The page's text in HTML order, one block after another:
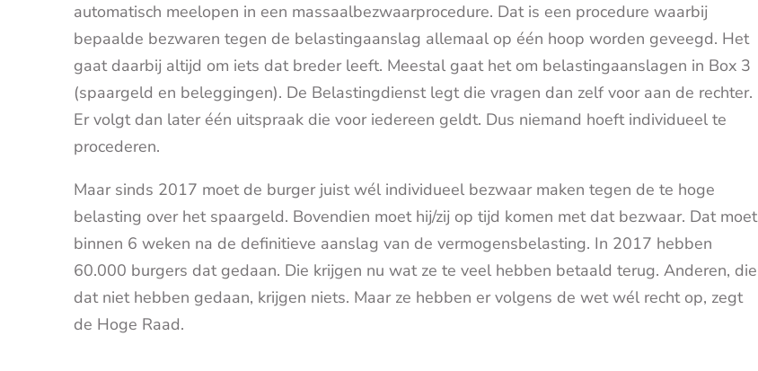
automatisch meelopen in een massaalbezwaarprocedure. Dat is een procedure waarbij
bepaalde bezwaren tegen de belastingaanslag allemaal op één hoop worden geveegd. Het
gaat daarbij altijd om iets dat breder leeft. Meestal gaat het om belastingaanslagen in Box 3
(spaargeld en beleggingen). De Belastingdienst legt die vragen dan zelf voor aan de rechter.
Er volgt dan later één uitspraak die voor iedereen geldt. Dus niemand hoeft individueel te
procederen.
Maar sinds 2017 moet de burger juist wél individueel bezwaar maken tegen de te hoge
belasting over het spaargeld. Bovendien moet hij/zij op tijd komen met dat bezwaar. Dat moet
binnen 6 weken na de definitieve aanslag van de vermogensbelasting. In 2017 hebben
60.000 burgers dat gedaan. Die krijgen nu wat ze te veel hebben betaald terug. Anderen, die
dat niet hebben gedaan, krijgen niets. Maar ze hebben er volgens de wet wél recht op, zegt
de Hoge Raad.